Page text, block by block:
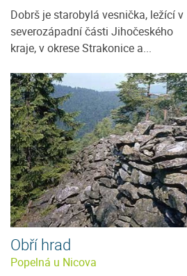
Dobrš je starobylá vesnička, ležící v
severozápadní části Jihočeského
kraje, v okrese Strakonice a...
Obří hrad
Popelná u Nicova